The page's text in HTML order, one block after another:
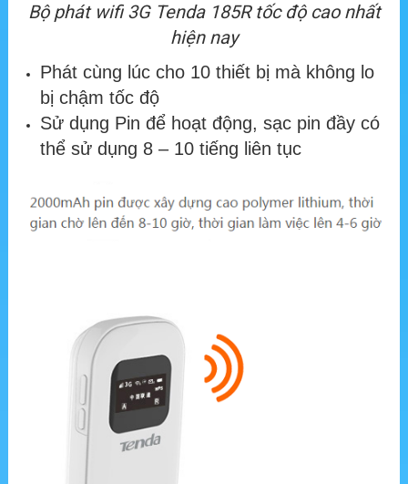
Bộ phát wifi 3G Tenda 185R tốc độ cao nhất
hiện nay
Phát cùng lúc cho 10 thiết bị mà không lo
bị chậm tốc độ
Sử dụng Pin để hoạt động, sạc pin đầy có
thể sử dụng 8 – 10 tiếng liên tục